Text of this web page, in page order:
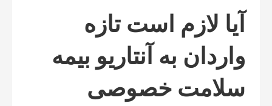
آیا لازم است تازه
واردان به آنتاریو بیمه
سلامت خصوصی